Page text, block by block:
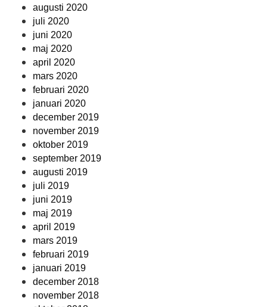
augusti 2020
juli 2020
juni 2020
maj 2020
april 2020
mars 2020
februari 2020
januari 2020
december 2019
november 2019
oktober 2019
september 2019
augusti 2019
juli 2019
juni 2019
maj 2019
april 2019
mars 2019
februari 2019
januari 2019
december 2018
november 2018